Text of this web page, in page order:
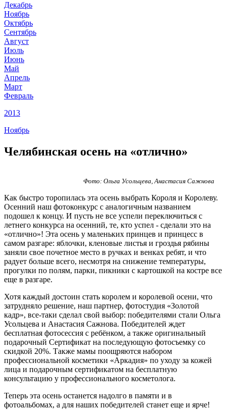
Декабрь
Ноябрь
Октябрь
Сентябрь
Август
Июль
Июнь
Май
Апрель
Март
Февраль
2013
Ноябрь
Челябинская осень на «отлично»
Фото: Ольга Усольцева, Анастасия Сажнова
Как быстро торопилась эта осень выбрать Короля и Королеву.
Осенний наш фотоконкурс с аналогичным названием
подошел к концу. И пусть не все успели переключиться с
летнего конкурса на осенний, те, кто успел - сделали это на
«отлично»! Эта осень у маленьких принцев и принцесс в
самом разгаре: яблочки, кленовые листья и гроздья рябины
заняли свое почетное место в ручках и венках ребят, и что
радует больше всего, несмотря на снижение температуры,
прогулки по полям, парки, пикники с картошкой на костре все
еще в разгаре.
Хотя каждый достоин стать королем и королевой осени, что
затрудняло решение, наш партнер, фотостудия «Золотой
кадр», все-таки сделал свой выбор: победителями стали Ольга
Усольцева и Анастасия Сажнова. Победителей ждет
бесплатная фотосессия с ребёнком, а также оригинальный
подарочный Сертификат на последующую фотосъемку со
скидкой 20%. Также мамы поощряются набором
профессиональной косметики «Аркадия» по уходу за кожей
лица и подарочным сертификатом на бесплатную
консультацию у профессионального косметолога.
Теперь эта осень останется надолго в памяти и в
фотоальбомах, а для наших победителей станет еще и ярче!